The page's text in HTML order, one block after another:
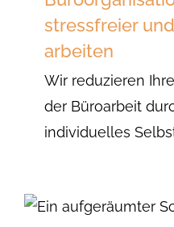
stressfreier
arbeiten
Wir reduzieren
der Büroarbeit
individuelles